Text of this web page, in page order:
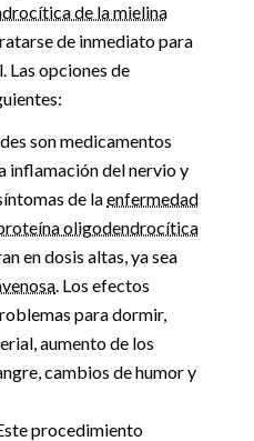
de la mielina
de inmediato para
Las opciones de
son medicamentos
inflamación del nervio y
de laenfermedad
oligodendrocítica
en dosis altas, ya sea
. Los efectos
para dormir,
aumento de los
cambios de humor y
procedimiento